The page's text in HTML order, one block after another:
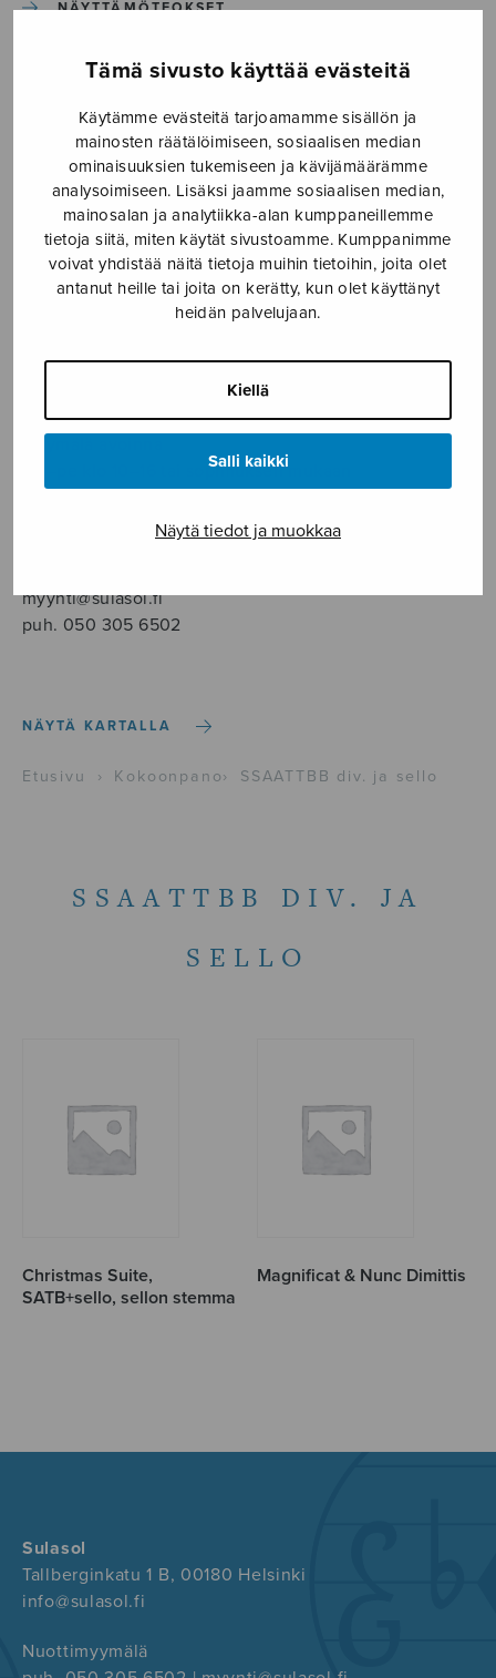
Tämä sivusto käyttää evästeitä
Käytämme evästeitä tarjoamamme sisällön ja
mainosten räätälöimiseen, sosiaalisen median
ominaisuuksien tukemiseen ja kävijämäärämme
analysoimiseen. Lisäksi jaamme sosiaalisen median,
mainosalan ja analytiikka-alan kumppaneillemme
tietoja siitä, miten käytät sivustoamme. Kumppanimme
voivat yhdistää näitä tietoja muihin tietoihin, joita olet
antanut heille tai joita on kerätty, kun olet käyttänyt
heidän palvelujaan.
Kiellä
Salli kaikki
Näytä tiedot ja muokkaa
NÄYTTÄMÖTEOKSET
SEKAKUORO
SOITINKOULUT JA OPPAAT
SOITINMUSIIKKI
YKSINLAULU
Sulasol nuottikauppa
ma–pe klo 10–16 tai sopimuksen mukaan
Tallberginkatu 1 B, 1,5 krs.
myynti@sulasol.fi
puh. 050 305 6502
NÄYTÄ KARTALLA
Etusivu › Kokoonpano› SSAATTBB div. ja sello
SSAATTBB DIV. JA
SELLO
Christmas Suite,
SATB+sello, sellon stemma
Magnificat & Nunc Dimittis
Sulasol
Tallberginkatu 1 B, 00180 Helsinki
info@sulasol.fi
Nuottimyymälä